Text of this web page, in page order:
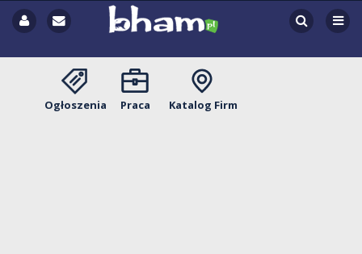
Ogłoszenia Praca Katalog Firm